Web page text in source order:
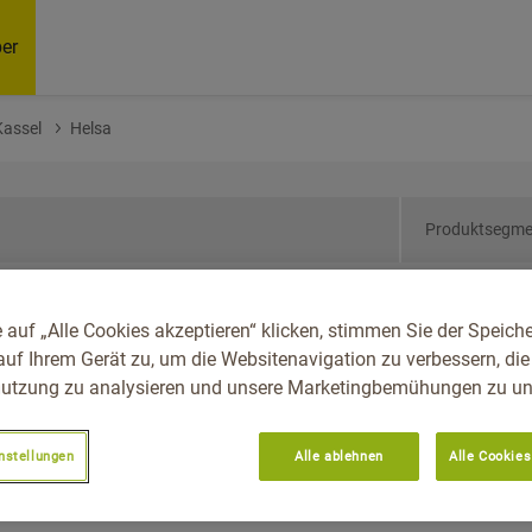
Helsa
Reg.-Bez. Kassel,
auf „Alle Cookies akzeptieren“ klicken, stimmen Sie der
Ihrem Gerät zu, um die Websitenavigation zu verbessern, die
zu analysieren und unsere Marketingbemühungen zu
Alle ablehnen Alle